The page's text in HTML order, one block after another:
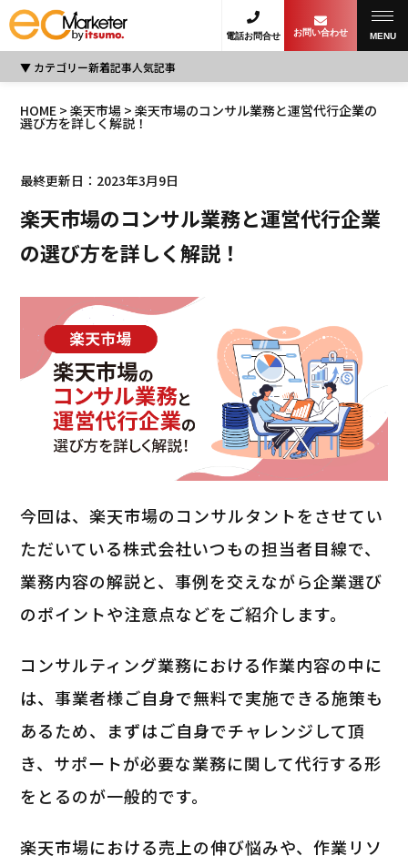
電話お問合せ お問い合わせ MENU
カテゴリー新着記事人気記事
HOME >楽天市場 > 楽天市場のコンサル業務と運営代行企業の
選び方を詳しく解説！
最終更新日：2023年3月9日
楽天市場のコンサル業務と運営代行企業
の選び方を詳しく解説！
今回は、楽天市場のコンサルタントをさせてい
ただいている株式会社いつもの担当者目線で、
業務内容の解説と、事例を交えながら企業選び
のポイントや注意点などをご紹介します。
コンサルティング業務における作業内容の中に
は、事業者様ご自身で無料で実施できる施策も
あるため、まずはご自身でチャレンジして頂
き、サポートが必要な業務に関して代行する形
をとるのが一般的です。
楽天市場における売上の伸び悩みや、作業リソ